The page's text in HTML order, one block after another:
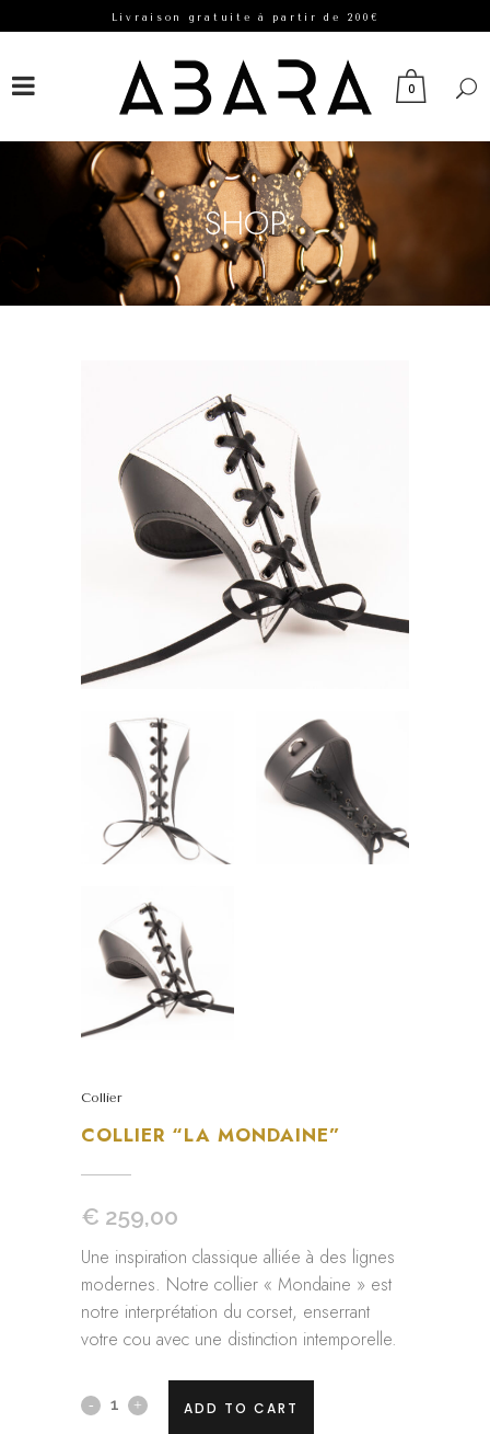
Livraison gratuite à partir de 200€
0
SHOP
Collier
COLLIER “LA MONDAINE”
€ 259,00
Une inspiration classique alliée à des lignes
modernes. Notre collier « Mondaine » est
notre interprétation du corset, enserrant
votre cou avec une distinction intemporelle.
Collier ADD TO CART